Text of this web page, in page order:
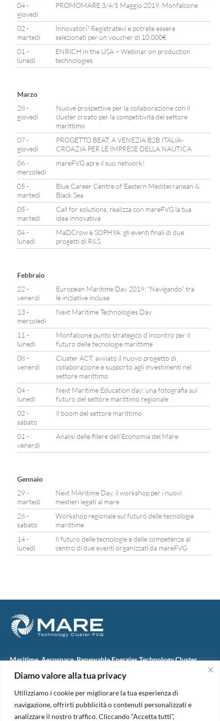
Diamo valore alla tua privacy
Utilizziamo i cookie per migliorare la tua esperienza di
navigazione, offrirti pubblicità o contenuti personalizzati e
analizzare il nostro traffico. Cliccando “Accetta tutti”,
04 -
giovedì
PROMOMARE 3/4/5 Maggio 2019, Monfalcone
02 -
martedì
Innovatori? Registratevi e potrete essere
selezionati per un voucher di 10.000€
01 -
lunedì
ENRICH in the USA – Webinar on production
technologies
Marzo
28 -
giovedì
Nuove prospettive per la collaborazione con il
cluster croato per la competitività del settore
marittimo
07 -
giovedì
PROGETTO BEAT: A VENEZIA B2B ITALIA-
CROAZIA PER LE IMPRESE DELLA NAUTICA
06 -
mercoledì
mareFVG apre il suo network!
05 -
martedì
Blue Career Centre of Eastern Mediterranean &
Black Sea
05 -
martedì
Call for solutions: realizza con mareFVG la tua
idea innovativa
04 -
lunedì
MaDCrow e SOPHYA: gli eventi finali di due
progetti di R&S
Febbraio
22 -
venerdì
European Maritime Day 2019: “Navigando” tra
le iniziative incluse
13 -
mercoledì
Next Maritime Technologies Day
11 -
lunedì
Monfalcone punto strategico d’incontro per il
futuro delle tecnologie marittime
08 -
venerdì
Cluster ACT, avviato il nuovo progetto di
collaborazione e supporto agli investimenti nel
settore marittimo
04 -
lunedì
Next Maritime Education day: una fotografia sul
futuro del settore marittimo regionale
02 -
sabato
Il boom del settore marittimo
01 -
venerdì
Analisi delle filiere dell’Economia del Mare
Gennaio
29 -
martedì
Next MAritime Day, il workshop per i nuovi
mestieri legati al mare
26 -
sabato
Workshop regionale sul futuro delle tecnologie
marittime
14 -
lunedì
Il futuro delle tecnologie e delle competenze al
centro di due eventi organizzati da mareFVG
Maritime, Aerospace, Renewable Energies Technology Cluster
M.A.R.E. TC FVG S.c.ar.l.
34074 Monfalcone (Italy)
tel. +39 0481 723440
Codice Fiscale e Partita Iva: 01138620313